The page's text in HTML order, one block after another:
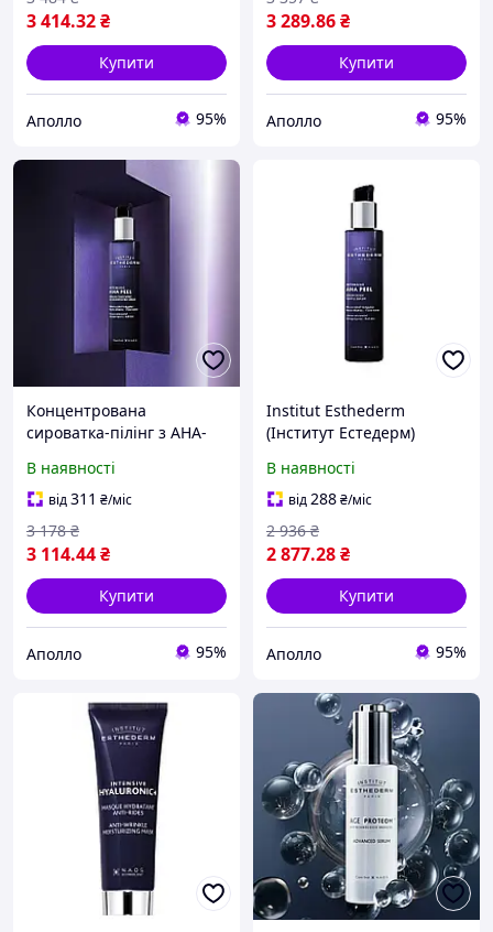
3 414.32₴
Купити
Аполло 95%
3 289.86₴
Купити
Аполло 95%
Концентрована
сироватка-пілінг з AHA-
Esthederm (Інститут
Естедерм) Intensive AHA
Peel Concentrated Serum,
30 мл
В наявності
від311 ₴/міс
3 114.44₴
3 178 ₴
Купити
Аполло 95%
Institut Esthederm
(Інститут Естедерм)
пілінг AHA Peel Gentle
Serum, 30 мл
В наявності
від288₴/міс
2 877.28₴
2 936 ₴
Купити
Аполло 95%